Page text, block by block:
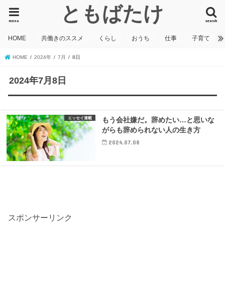
ともばたけ search
menu
HOME 共働きのススメ くらし おうち 仕事 子育て
HOME 2024年 7月 8日
2024年7月8日
エッセイ連載
もう会社嫌だ。辞めたい…と思いな
がらも辞められない人の生き方
2024.07.08
スポンサーリンク